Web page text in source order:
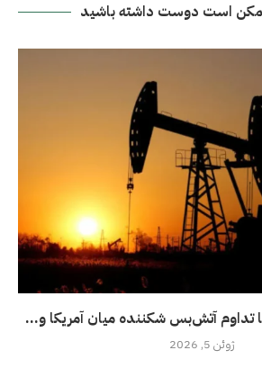
است دوست داشته باشید
آتش‌بس شکننده میان آمریکا و...
ژوئن 5, 2026